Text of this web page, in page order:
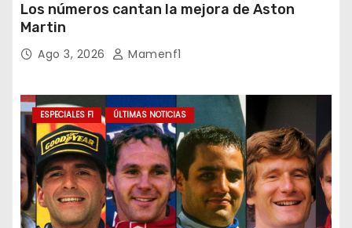
Los números cantan la mejora de Aston
Martin
Ago 3, 2026 Mamenf1
ESPECIALES F1 ÚLTIMAS NOTICIAS